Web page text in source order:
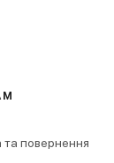
та повернення